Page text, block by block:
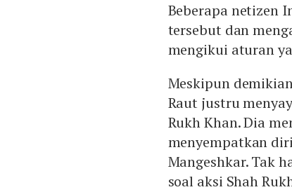
Beberapa netizen
tersebut dan
mengikui aturan
Meskipun
Raut justru
Rukh Khan. Dia
menyempatkan
Mangeshkar. Tak
soal aksi Shah